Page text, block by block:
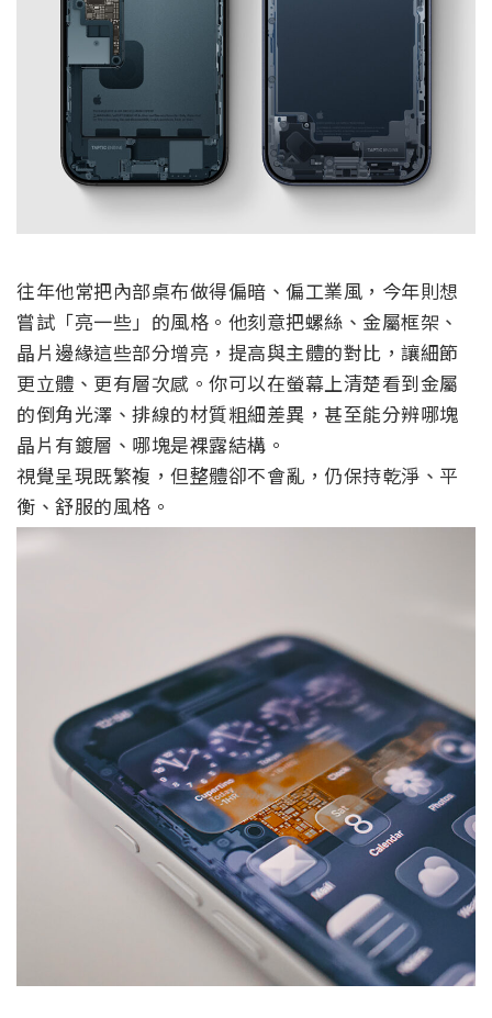
往年他常把內部桌布做得偏暗、偏工業風，今年則想
嘗試「亮一些」的風格。他刻意把螺絲、金屬框架、
晶片邊緣這些部分增亮，提高與主體的對比，讓細節
更立體、更有層次感。你可以在螢幕上清楚看到金屬
的倒角光澤、排線的材質粗細差異，甚至能分辨哪塊
晶片有鍍層、哪塊是裸露結構。
視覺呈現既繁複，但整體卻不會亂，仍保持乾淨、平
衡、舒服的風格。